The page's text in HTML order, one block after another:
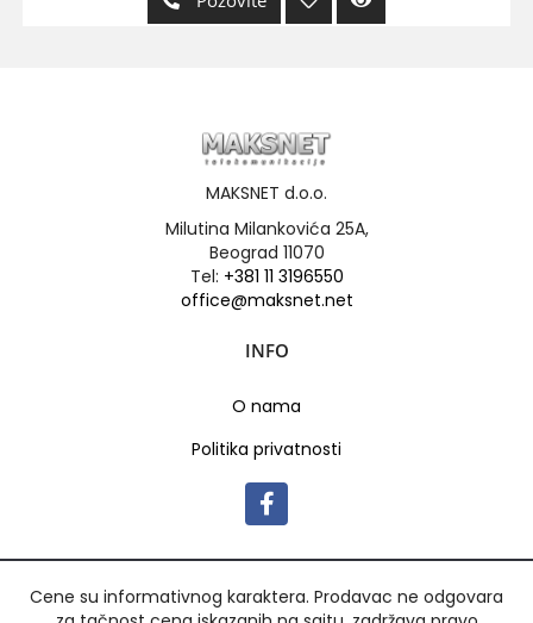
MAKSNET d.o.o.
Milutina Milankovića 25A,
Beograd 11070
Tel: +381 11 3196550
office@maksnet.net
INFO
O nama
Politika privatnosti
Cene su informativnog karaktera. Prodavac ne odgovara